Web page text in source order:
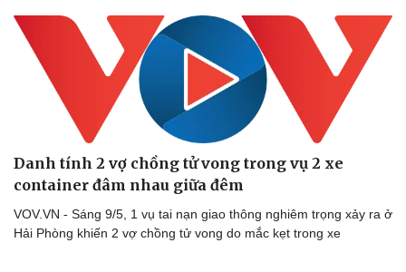
Danh tính 2 vợ chồng tử vong trong vụ 2 xe
container đâm nhau giữa đêm
VOV.VN - Sáng 9/5, 1 vụ tai nạn giao thông nghiêm trọng xảy ra ở
Hải Phòng khiến 2 vợ chồng tử vong do mắc kẹt trong xe